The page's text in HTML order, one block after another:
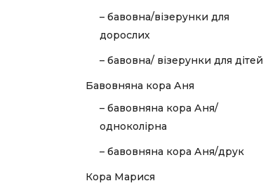
– бавовна/візерунки для
дорослих
– бавовна/ візерунки для дітей
Бавовняна кора Аня
– бавовняна кора Аня/
одноколірна
– бавовняна кора Аня/друк
Кора Марися